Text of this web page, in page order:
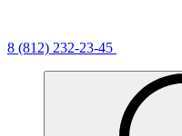
8 (812) 232-23-45